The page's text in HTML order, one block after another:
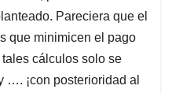
Pareciera que el
que minimicen el pago
cálculos solo se
…. ¡con posterioridad al